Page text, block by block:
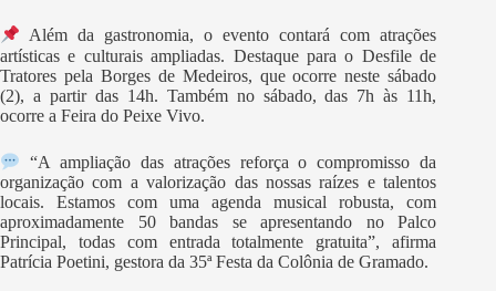
Além da gastronomia, o evento contará com atrações
artísticas e culturais ampliadas. Destaque para o Desfile de
Tratores pela Borges de Medeiros, que ocorre neste sábado
(2), a partir das 14h. Também no sábado, das 7h às 11h,
ocorre a Feira do Peixe Vivo.
“A ampliação das atrações reforça o compromisso da
organização com a valorização das nossas raízes e talentos
locais. Estamos com uma agenda musical robusta, com
aproximadamente 50 bandas se apresentando no Palco
Principal, todas com entrada totalmente gratuita”, afirma
Patrícia Poetini, gestora da 35ª Festa da Colônia de Gramado.